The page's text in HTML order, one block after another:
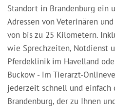
Standort in Brandenburg ein
Adressen von Veterinären
von bis zu 25 Kilometern.
wie Sprechzeiten, Notdienst
Pferdeklinik im Havelland
Buckow - im Tierarzt-
jederzeit schnell und einfach
Brandenburg, der zu Ihnen